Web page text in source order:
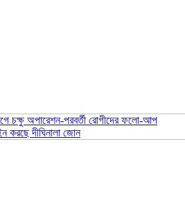
চক্ষু অপারেশন-পরবর্তী রোগীদের ফলো-আপ
করছে দীঘিনালা জোন